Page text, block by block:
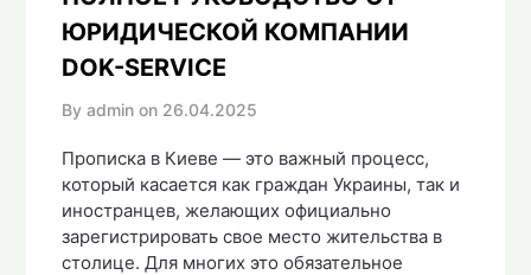
ЮРИДИЧЕСКОЙ КОМПАНИИ
DOK-SERVICE
By admin on 26.04.2025
Прописка в Киеве — это важный процесс,
который касается как граждан Украины, так и
иностранцев, желающих официально
зарегистрировать свое место жительства в
столице. Для многих это обязательное